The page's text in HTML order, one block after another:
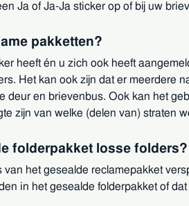
Ja of Ja-Ja sticker op of bij uw
pakketten?
heeft én u zich ook heeft
Het kan ook zijn dat er meerdere
deur en brievenbus. Ook kan het
zijn van welke (delen van) straten
folderpakket losse folders?
het gesealde reclamepakket
in het gesealde folderpakket of